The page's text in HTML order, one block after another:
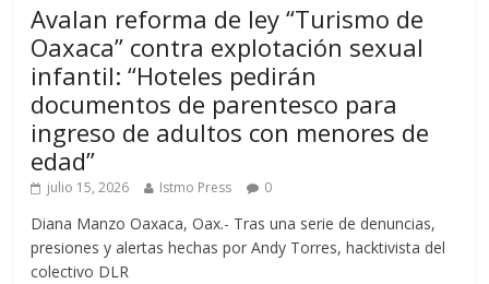
Avalan reforma de ley “Turismo de
Oaxaca” contra explotación sexual
infantil: “Hoteles pedirán
documentos de parentesco para
ingreso de adultos con menores de
edad”
julio 15, 2026 Istmo Press 0
Diana Manzo Oaxaca, Oax.- Tras una serie de denuncias,
presiones y alertas hechas por Andy Torres, hacktivista del
colectivo DLR